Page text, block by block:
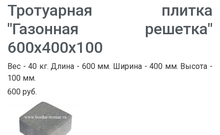
Тротуарная плитка
"Газонная решетка"
600х400х100
Вес - 40 кг. Длина - 600 мм. Ширина - 400 мм. Высота -
100 мм.
600 руб.